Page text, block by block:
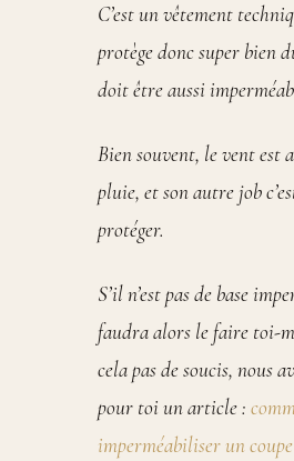
C’est un vêtement
protège donc super bien
doit être aussi
Bien souvent, le vent est
pluie, et son autre job
protéger.
S’il n’est pas de base
faudra alors le faire toi-
cela pas de soucis, nous
pour toi un article :
imperméabiliser un